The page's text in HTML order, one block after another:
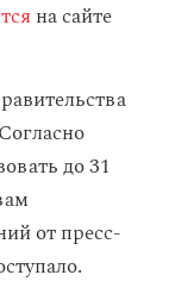
на сайте
до 31
от пресс-